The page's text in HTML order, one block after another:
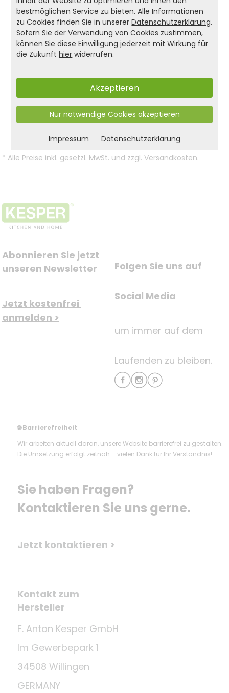
aus FSC®-zertifiziertem Material (FSC® C014021)
überzeugt dieser Schuhschrank durch
durchdachte Funktionalität und ein modernes
Design – ideal für eine aufgeräumte und stilvolle
Wohnumgebung.
Produkt- und Sicherheitshinweise:
Zurück zur Liste
* Alle Preise inkl. gesetzl. MwSt. und zzgl. Versandkosten.
Abonnieren Sie jetzt
unseren Newsletter
Jetzt kostenfrei
anmelden >
Folgen Sie uns auf
Social Media
um immer auf dem
Laufenden zu bleiben.
🌐Barrierefreiheit
Wir arbeiten aktuell daran, unsere Website barrierefrei zu gestalten.
Die Umsetzung erfolgt zeitnah – vielen Dank für Ihr Verständnis!
Sie haben Fragen?
Kontaktieren Sie uns gerne.
Jetzt kontaktieren >
Kontakt zum
Hersteller
F. Anton Kesper GmbH
Im Gewerbepark 1
34508 Willingen
GERMANY
bestmöglichen Service zu bieten. Alle Informationen
zu Cookies finden Sie in unsererDatenschutzerklärung.
Sofern Sie der Verwendung von Cookies zustimmen,
können Sie diese Einwilligung jederzeit mit Wirkung für
die Zukunfthier widerrufen.
Akzeptieren
Nur notwendige Cookies akzeptieren
Impressum Datenschutzerklärung